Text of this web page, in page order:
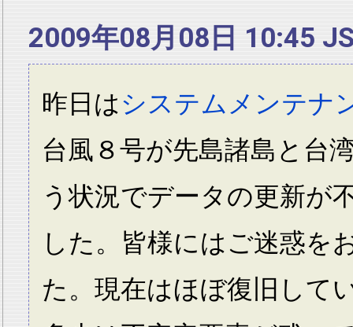
2009年08月08日 10:45
昨日はシステムメンテナ
台風８号が先島諸島と台
う状況でデータの更新が
した。皆様にはご迷惑を
た。現在はほぼ復旧して